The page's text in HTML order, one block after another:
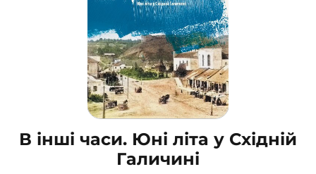
Подарункові сертифікати (1)
В інші часи. Юні літа у Східній
Галичині